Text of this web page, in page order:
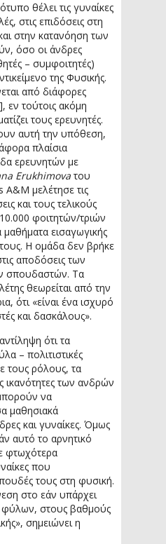
θέλει τις γυναίκες
στις επιδόσεις στη
στην κατανόηση των
όσο οι άνδρες
– συμφοιτητές)
της Φυσικής.
από διάφορες
], εν τούτοις ακόμη
τους ερευνητές.
αυτή την υπόθεση,
πλαίσια
ερευνητών με
Erukhimovaτου
A&M μελέτησε τις
και τους τελικούς
φοιτητών/τριών
εισαγωγικής
Η ομάδα δεν βρήκε
αποδόσεις των
σπουδαστών. Τα
θεωρείται από την
ότι «είναι ένα ισχυρό
και δασκάλους».
ότι τα
– πολιτιστικές
τους ρόλους, τα
ικανότητες των ανδρών
να
μαθησιακά
και γυναίκες. Όμως
αυτό το αρνητικό
φτωχότερα
που
τους στη φυσική.
στο εάν υπάρχει
φύλων, στους βαθμούς
σημειώνει η